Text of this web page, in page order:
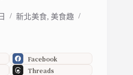
新北美食, 美食趣
Facebook
Threads